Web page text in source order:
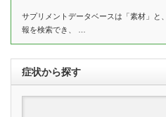
サプリメントデータベースは「素材」と
報を検索でき、 …
症状から探す